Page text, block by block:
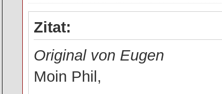
Zitat:
Original von Eugen
Moin Phil,